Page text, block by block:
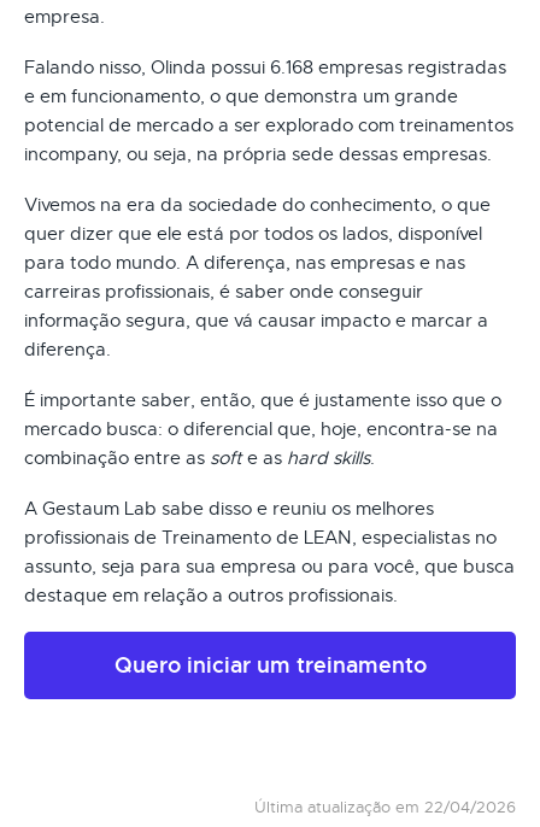
empresa.
Falando nisso, Olinda possui 6.168 empresas registradas
e em funcionamento, o que demonstra um grande
potencial de mercado a ser explorado com treinamentos
incompany, ou seja, na própria sede dessas empresas.
Vivemos na era da sociedade do conhecimento, o que
quer dizer que ele está por todos os lados, disponível
para todo mundo. A diferença, nas empresas e nas
carreiras profissionais, é saber onde conseguir
informação segura, que vá causar impacto e marcar a
diferença.
É importante saber, então, que é justamente isso que o
mercado busca: o diferencial que, hoje, encontra-se na
combinação entre as softe as hard skills.
A Gestaum Lab sabe disso e reuniu os melhores
profissionais de Treinamento de LEAN, especialistas no
assunto, seja para sua empresa ou para você, que busca
destaque em relação a outros profissionais.
Quero iniciar um treinamento
Última atualização em 22/04/2026